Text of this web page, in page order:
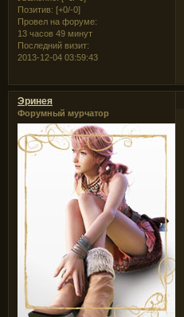
Позитив: [+0/-0]
Провел на форуме:
13 часов 49 минут
Последний визит:
2013-12-04 03:59:43
Эринея
Форумный мурчатор